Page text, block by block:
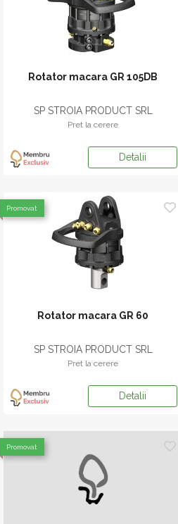
Rotator macara GR 105DB
SP STROIA PRODUCT SRL
Pret la cerere
Detalii
Rotator macara GR 60
SP STROIA PRODUCT SRL
Pret la cerere
Detalii
Promovat
Promovat